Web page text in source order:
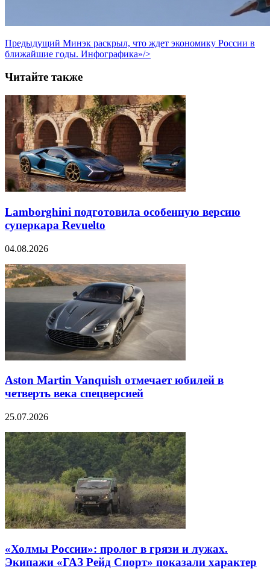
Предыдущий Минэк раскрыл, что ждет экономику России в
ближайшие годы. Инфографика»/>
Читайте также
Lamborghini подготовила особенную версию
суперкара Revuelto
04.08.2026
Aston Martin Vanquish отмечает юбилей в
четверть века спецверсией
25.07.2026
«Холмы России»: пролог в грязи и лужах.
Экипажи «ГАЗ Рейд Спорт» показали характер